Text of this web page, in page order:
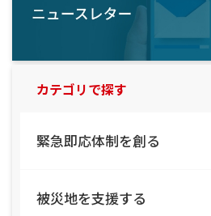
カテゴリで探す
緊急即応体制を創る
被災地を支援する